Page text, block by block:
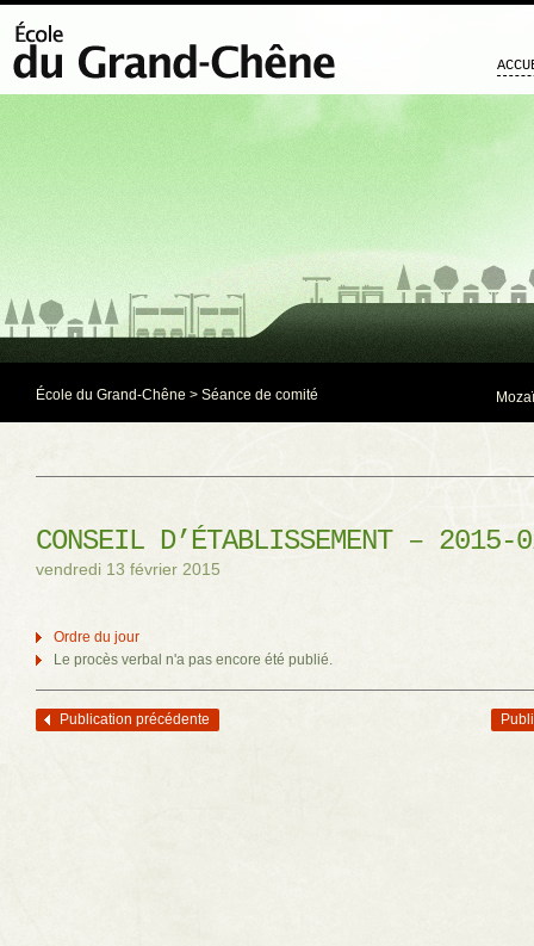
École du Grand-Chêne > Séance de comité
CONSEIL D’ÉTABLISSEMENT – 2015-
vendredi 13 février 2015
Ordre du jour
Le procès verbal n'a pas encore été publié.
Navigation des articles
Publication précédente